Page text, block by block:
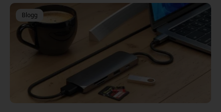
på en produkt som kombinerar stil, funktionalitet och
hållbarhet. Hållbarhet och kvalitet i fo
Blogg